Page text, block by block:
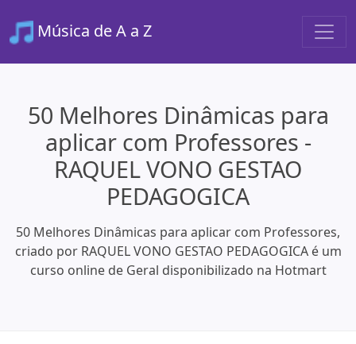
Música de A a Z
50 Melhores Dinâmicas para
aplicar com Professores -
RAQUEL VONO GESTAO
PEDAGOGICA
50 Melhores Dinâmicas para aplicar com Professores,
criado por RAQUEL VONO GESTAO PEDAGOGICA é um
curso online de Geral disponibilizado na Hotmart